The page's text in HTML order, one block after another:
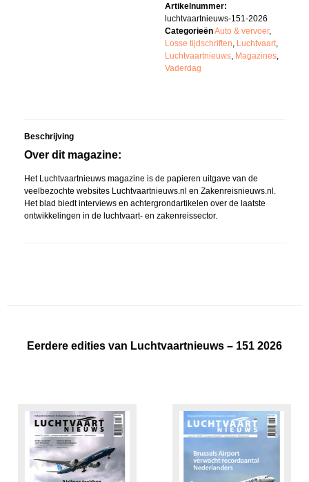
Artikelnummer:
luchtvaartnieuws-151-2026
CategorieënAuto & vervoer,
Losse tijdschriften, Luchtvaart,
Luchtvaartnieuws, Magazines,
Vaderdag
Beschrijving
Over dit magazine:
Het Luchtvaartnieuws magazine is de papieren uitgave van de
veelbezochte websites Luchtvaartnieuws.nl en Zakenreisnieuws.nl.
Het blad biedt interviews en achtergrondartikelen over de laatste
ontwikkelingen in de luchtvaart- en zakenreissector.
Eerdere edities van Luchtvaartnieuws – 151 2026